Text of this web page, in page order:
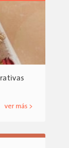
ver más >